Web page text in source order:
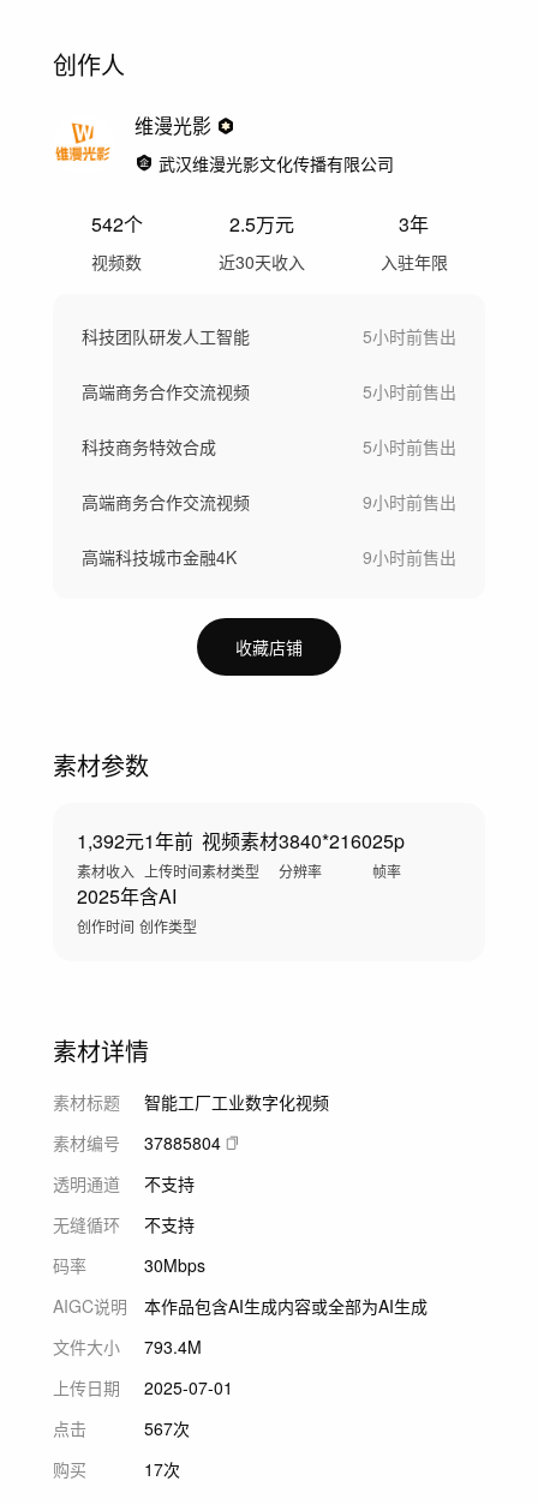
创作人
维漫光影
武汉维漫光影文化传播有限公司
542个
视频数
2.5万元
近30天收入
3年
入驻年限
科技团队研发人工智能 5小时前售出
高端商务合作交流视频 5小时前售出
科技商务特效合成 5小时前售出
高端商务合作交流视频 9小时前售出
高端科技城市金融4K 9小时前售出
收藏店铺
素材参数
1,392元
素材收入
1年前
上传时间
视频素材
素材类型
3840*2160
分辨率
25p
帧率
2025年
创作时间
含AI
创作类型
素材详情
素材标题
智能工厂工业数字化视频
素材编号
37885804
透明通道
不支持
无缝循环
不支持
码率
30Mbps
AIGC说明
本作品包含AI生成内容或全部为AI生成
文件大小
793.4M
上传日期
2025-07-01
点击
567次
购买
17次